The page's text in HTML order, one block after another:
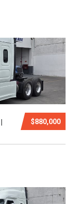
$880,000